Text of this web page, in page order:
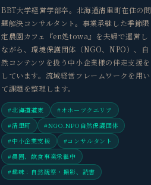
BBT大学経営学部卒。北海道清里町在住の問
題解決コンサルタント。事業承継した季節限
定農園カフェ『en処towa』を夫婦で運営し
ながら、環境保護団体（NGO、NPO）、自
然コンテンツを扱う中小企業様の伴走支援を
しています。流域経営フレームワークを用い
て課題を整理します。
#北海道道東
#オホーツクエリア
#清里町
#NGO.NPO自然保護団体
#中小企業支援
#コンサルタント
#農園、飲食事業承継中
#趣味：自然観察・撮影、読書